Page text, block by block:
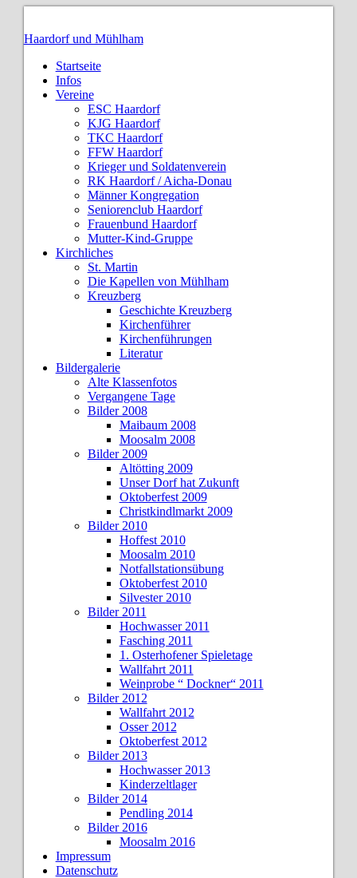
Haardorf und Mühlham
Startseite
Infos
Vereine
ESC Haardorf
KJG Haardorf
TKC Haardorf
FFW Haardorf
Krieger und Soldatenverein
RK Haardorf / Aicha-Donau
Männer Kongregation
Seniorenclub Haardorf
Frauenbund Haardorf
Mutter-Kind-Gruppe
Kirchliches
St. Martin
Die Kapellen von Mühlham
Kreuzberg
Geschichte Kreuzberg
Kirchenführer
Kirchenführungen
Literatur
Bildergalerie
Alte Klassenfotos
Vergangene Tage
Bilder 2008
Maibaum 2008
Moosalm 2008
Bilder 2009
Altötting 2009
Unser Dorf hat Zukunft
Oktoberfest 2009
Christkindlmarkt 2009
Bilder 2010
Hoffest 2010
Moosalm 2010
Notfallstationsübung
Oktoberfest 2010
Silvester 2010
Bilder 2011
Hochwasser 2011
Fasching 2011
1. Osterhofener Spieletage
Wallfahrt 2011
Weinprobe “ Dockner“ 2011
Bilder 2012
Wallfahrt 2012
Osser 2012
Oktoberfest 2012
Bilder 2013
Hochwasser 2013
Kinderzeltlager
Bilder 2014
Pendling 2014
Bilder 2016
Moosalm 2016
Impressum
Datenschutz